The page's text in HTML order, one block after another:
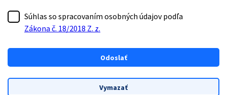
Súhlas so spracovaním osobných údajov podľa
Zákona č. 18/2018 Z. z.